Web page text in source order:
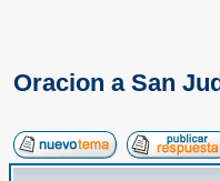
Oracion a San